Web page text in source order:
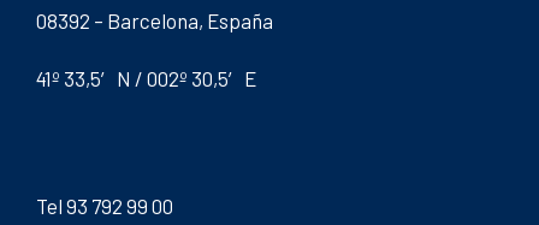
08392 – Barcelona, España
41º 33,5′ N / 002º 30,5′ E
Tel 93 792 99 00